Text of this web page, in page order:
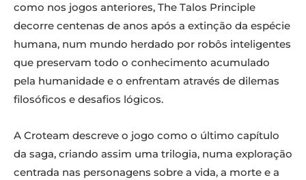
como nos jogos anteriores, The Talos Principle
decorre centenas de anos após a extinção da espécie
humana, num mundo herdado por robôs inteligentes
que preservam todo o conhecimento acumulado
pela humanidade e o enfrentam através de dilemas
filosóficos e desafios lógicos.
A Croteam descreve o jogo como o último capítulo
da saga, criando assim uma trilogia, numa exploração
centrada nas personagens sobre a vida, a morte e a